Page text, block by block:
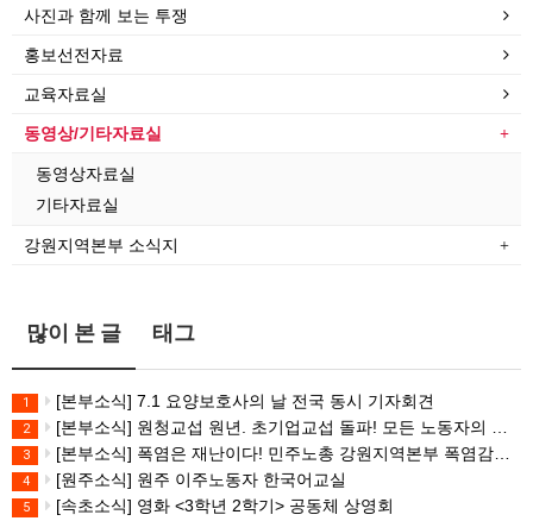
사진과 함께 보는 투쟁
홍보선전자료
교육자료실
동영상/기타자료실
동영상자료실
기타자료실
강원지역본부 소식지
많이 본 글 태그
1 [본부소식] 7.1 요양보호사의 날 전국 동시 기자회견
2 [본부소식] 원청교섭 원년. 초기업교섭 돌파! 모든 노동자의 노동기본권 쟁취! 민주노총 7.15 총파업대회
3 [본부소식] 폭염은 재난이다! 민주노총 강원지역본부 폭염감시단 선포 기자회견
4 [원주소식] 원주 이주노동자 한국어교실
5 [속초소식] 영화 <3학년 2학기> 공동체 상영회